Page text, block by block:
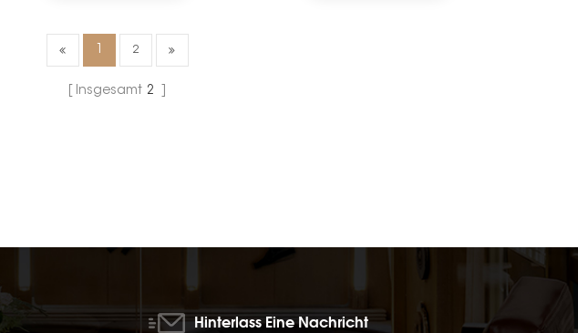
1 2
Insgesamt 2
Hinterlass Eine Nachricht